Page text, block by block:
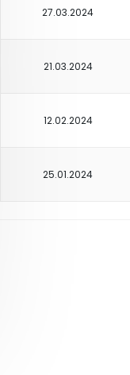
27.03.2024
21.03.2024
12.02.2024
25.01.2024